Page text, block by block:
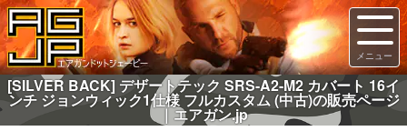
[SILVER BACK] デザートテック SRS-A2-M2 カバート 16イ
ンチ ジョンウィック1仕様 フルカスタム (中古)の販売ページ
｜エアガン.jp